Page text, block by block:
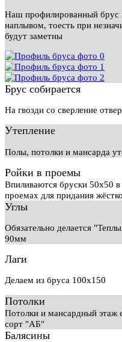
Наш профилированный брус
наплывом, тоесть при
будут заметны
Брус собирается
На гвозди со сверление
Утепление
Полы, потолки и мансарда
Ройки в проемы
Впиливаются бруски 50х50
проемах для придания
Углы
Обязательно делается
90мм
Лаги
Делаем из бруса 100х150
Потолки
Потолки и мансардный этаж
сорт "АБ"
Балясины